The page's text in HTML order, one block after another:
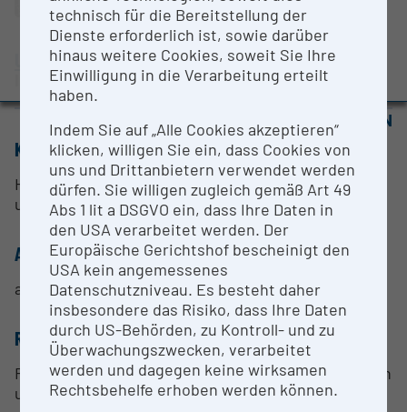
BMBWF-Forschungsinfrastruktur-Datenbank:
Evaluierungsstudie 2022
Auszeichnungen und Pressemeldungen
Universität Innsbruck
Innsbruck |Website
OPEN FOR COLLABORATION
KURZBESCHREIBUNG
Hockdrucksynthese von (Geo-)Materialen bis 1600°C
und 3 Gigapascal
ANSPRECHPERSON
ao. Uni.-Prof. Dr. Jürgen Konzett
RESEARCH SERVICES
Research Services nach Absprache mit Laborleitern
und Institut
technisch für die Bereitstellung der
Dienste erforderlich ist, sowie darüber
hinaus weitere Cookies, soweit Sie Ihre
Einwilligung in die Verarbeitung erteilt
haben.
Indem Sie auf „Alle Cookies akzeptieren“
klicken, willigen Sie ein, dass Cookies von
uns und Drittanbietern verwendet werden
dürfen. Sie willigen zugleich gemäß Art 49
Abs 1 lit a DSGVO ein, dass Ihre Daten in
den USA verarbeitet werden. Der
Europäische Gerichtshof bescheinigt den
USA kein angemessenes
Datenschutzniveau. Es besteht daher
insbesondere das Risiko, dass Ihre Daten
durch US-Behörden, zu Kontroll- und zu
Überwachungszwecken, verarbeitet
werden und dagegen keine wirksamen
Rechtsbehelfe erhoben werden können.